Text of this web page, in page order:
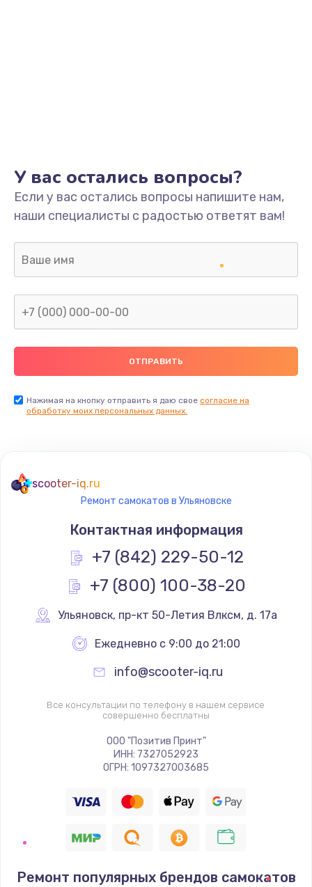
У вас остались вопросы?
Если у вас остались вопросы напишите нам,
наши специалисты с радостью ответят вам!
Нажимая на кнопку отправить я даю свое согласие на
обработку моих персональных данных.
scooter-iq.ru
Ремонт самокатов в Ульяновске
Контактная информация
+7 (842) 229-50-12
+7 (800) 100-38-20
Ульяновск, пр-кт 50-Летия Влксм, д. 17а
Ежедневно с 9:00 до 21:00
info@scooter-iq.ru
Все консультации по телефону в нашем сервисе
совершенно бесплатны
ООО "Позитив Принт"
ИНН: 7327052923
ОГРН: 1097327003685
Ремонт популярных брендов самокатов